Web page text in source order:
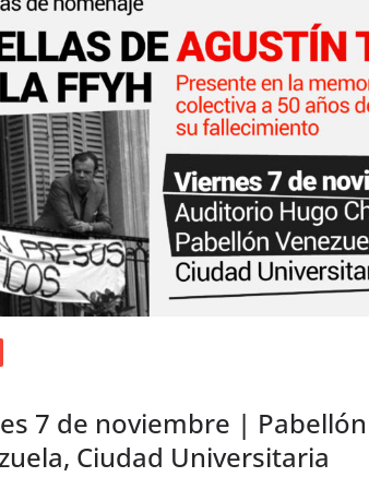
7 de noviembre | Pabellón
Ciudad Universitaria